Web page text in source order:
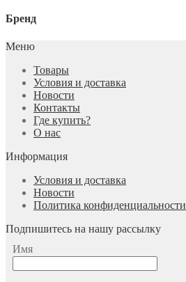
Бренд
Меню
Товары
Условия и доставка
Новости
Контакты
Где купить?
О нас
Информация
Условия и доставка
Новости
Политика конфиденциальности
Подпишитесь на нашу рассылку
Имя